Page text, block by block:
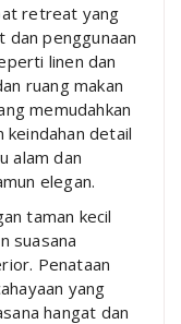
retreat yang
dan penggunaan
linen dan
ruang makan
memudahkan
detail
alam dan
elegan.
taman kecil
suasana
Penataan
yang
hangat dan